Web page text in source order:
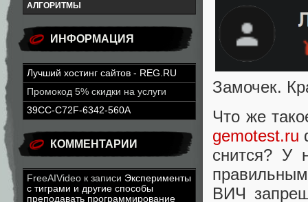
АЛГОРИТМЫ
ИНФОРМАЦИЯ
Лучший хостинг сайтов - REG.RU
Промокод 5% скидки на услуги
39CC-C72F-6342-560A
КОММЕНТАРИИ
FreeAIVideo к записи Эксперименты
с тиграми и другие способы
преподавать программирование
Замочек.
Что же
gemotest.ru
снится? У
ВИЧ